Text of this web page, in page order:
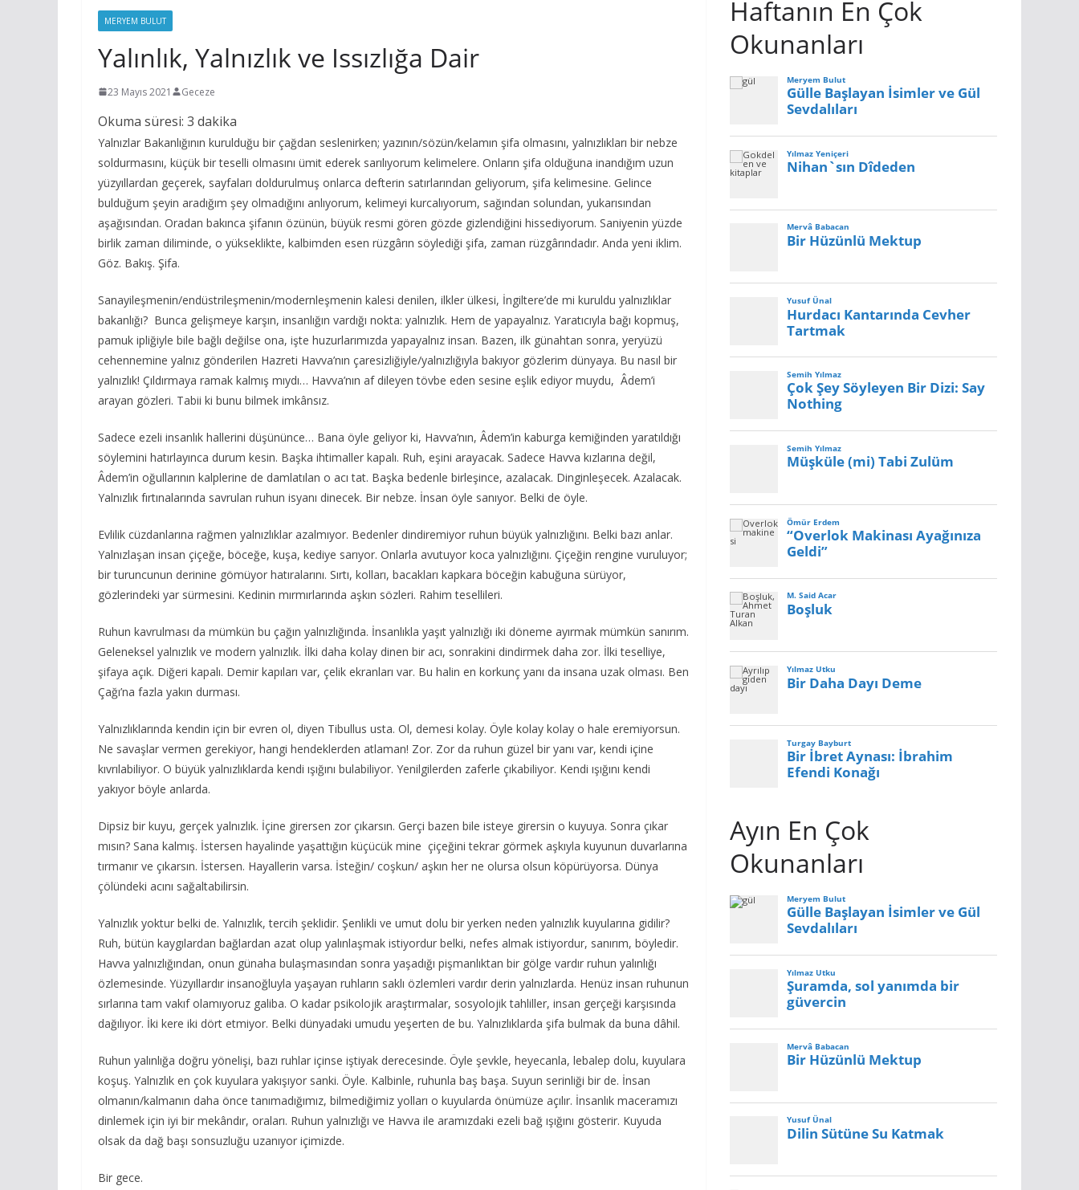
MERYEM BULUT
Yalınlık, Yalnızlık ve Issızlığa Dair
23 Mayıs 2021 Geceze
Okuma süresi: 3 dakika
Yalnızlar Bakanlığının kurulduğu bir çağdan seslenirken; yazının/sözün/kelamın şifa olmasını, yalnızlıkları bir nebze
soldurmasını, küçük bir teselli olmasını ümit ederek sarılıyorum kelimelere. Onların şifa olduğuna inandığım uzun
yüzyıllardan geçerek, sayfaları doldurulmuş onlarca defterin satırlarından geliyorum, şifa kelimesine. Gelince
bulduğum şeyin aradığım şey olmadığını anlıyorum, kelimeyi kurcalıyorum, sağından solundan, yukarısından
aşağısından. Oradan bakınca şifanın özünün, büyük resmi gören gözde gizlendiğini hissediyorum. Saniyenin yüzde
birlik zaman diliminde, o yükseklikte, kalbimden esen rüzgârın söylediği şifa, zaman rüzgârındadır. Anda yeni iklim.
Göz. Bakış. Şifa.
Sanayileşmenin/endüstrileşmenin/modernleşmenin kalesi denilen, ilkler ülkesi, İngiltere’de mi kuruldu yalnızlıklar
bakanlığı? Bunca gelişmeye karşın, insanlığın vardığı nokta: yalnızlık. Hem de yapayalnız. Yaratıcıyla bağı kopmuş,
pamuk ipliğiyle bile bağlı değilse ona, işte huzurlarımızda yapayalnız insan. Bazen, ilk günahtan sonra, yeryüzü
cehennemine yalnız gönderilen Hazreti Havva’nın çaresizliğiyle/yalnızlığıyla bakıyor gözlerim dünyaya. Bu nasıl bir
yalnızlık! Çıldırmaya ramak kalmış mıydı… Havva’nın af dileyen tövbe eden sesine eşlik ediyor muydu, Âdem’i
arayan gözleri. Tabii ki bunu bilmek imkânsız.
Sadece ezeli insanlık hallerini düşününce… Bana öyle geliyor ki, Havva’nın, Âdem’in kaburga kemiğinden yaratıldığı
söylemini hatırlayınca durum kesin. Başka ihtimaller kapalı. Ruh, eşini arayacak. Sadece Havva kızlarına değil,
Âdem’in oğullarının kalplerine de damlatılan o acı tat. Başka bedenle birleşince, azalacak. Dinginleşecek. Azalacak.
Yalnızlık fırtınalarında savrulan ruhun isyanı dinecek. Bir nebze. İnsan öyle sanıyor. Belki de öyle.
Evlilik cüzdanlarına rağmen yalnızlıklar azalmıyor. Bedenler dindiremiyor ruhun büyük yalnızlığını. Belki bazı anlar.
Yalnızlaşan insan çiçeğe, böceğe, kuşa, kediye sarıyor. Onlarla avutuyor koca yalnızlığını. Çiçeğin rengine vuruluyor;
bir turuncunun derinine gömüyor hatıralarını. Sırtı, kolları, bacakları kapkara böceğin kabuğuna sürüyor,
gözlerindeki yar sürmesini. Kedinin mırmırlarında aşkın sözleri. Rahim tesellileri.
Ruhun kavrulması da mümkün bu çağın yalnızlığında. İnsanlıkla yaşıt yalnızlığı iki döneme ayırmak mümkün sanırım.
Geleneksel yalnızlık ve modern yalnızlık. İlki daha kolay dinen bir acı, sonrakini dindirmek daha zor. İlki teselliye,
şifaya açık. Diğeri kapalı. Demir kapıları var, çelik ekranları var. Bu halin en korkunç yanı da insana uzak olması. Ben
Çağı’na fazla yakın durması.
Yalnızlıklarında kendin için bir evren ol, diyen Tibullus usta. Ol, demesi kolay. Öyle kolay kolay o hale eremiyorsun.
Ne savaşlar vermen gerekiyor, hangi hendeklerden atlaman! Zor. Zor da ruhun güzel bir yanı var, kendi içine
kıvrılabiliyor. O büyük yalnızlıklarda kendi ışığını bulabiliyor. Yenilgilerden zaferle çıkabiliyor. Kendi ışığını kendi
yakıyor böyle anlarda.
Dipsiz bir kuyu, gerçek yalnızlık. İçine girersen zor çıkarsın. Gerçi bazen bile isteye girersin o kuyuya. Sonra çıkar
mısın? Sana kalmış. İstersen hayalinde yaşattığın küçücük mine çiçeğini tekrar görmek aşkıyla kuyunun duvarlarına
tırmanır ve çıkarsın. İstersen. Hayallerin varsa. İsteğin/ coşkun/ aşkın her ne olursa olsun köpürüyorsa. Dünya
çölündeki acını sağaltabilirsin.
Yalnızlık yoktur belki de. Yalnızlık, tercih şeklidir. Şenlikli ve umut dolu bir yerken neden yalnızlık kuyularına gidilir?
Ruh, bütün kaygılardan bağlardan azat olup yalınlaşmak istiyordur belki, nefes almak istiyordur, sanırım, böyledir.
Havva yalnızlığından, onun günaha bulaşmasından sonra yaşadığı pişmanlıktan bir gölge vardır ruhun yalınlığı
özlemesinde. Yüzyıllardır insanoğluyla yaşayan ruhların saklı özlemleri vardır derin yalnızlarda. Henüz insan ruhunun
sırlarına tam vakıf olamıyoruz galiba. O kadar psikolojik araştırmalar, sosyolojik tahliller, insan gerçeği karşısında
dağılıyor. İki kere iki dört etmiyor. Belki dünyadaki umudu yeşerten de bu. Yalnızlıklarda şifa bulmak da buna dâhil.
Ruhun yalınlığa doğru yönelişi, bazı ruhlar içinse iştiyak derecesinde. Öyle şevkle, heyecanla, lebalep dolu, kuyulara
koşuş. Yalnızlık en çok kuyulara yakışıyor sanki. Öyle. Kalbinle, ruhunla baş başa. Suyun serinliği bir de. İnsan
olmanın/kalmanın daha önce tanımadığımız, bilmediğimiz yolları o kuyularda önümüze açılır. İnsanlık maceramızı
dinlemek için iyi bir mekândır, oraları. Ruhun yalnızlığı ve Havva ile aramızdaki ezeli bağ ışığını gösterir. Kuyuda
olsak da dağ başı sonsuzluğu uzanıyor içimizde.
Bir gece.
Haftanın En Çok
Okunanları
Ayın En Çok
Okunanları